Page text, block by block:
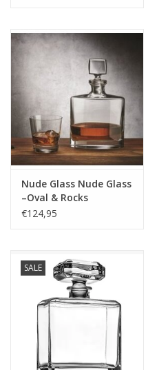
Nude Glass Nude Glass
–Oval & Rocks
Whiskeyset – Karaffe 1.
€124,95
SALE